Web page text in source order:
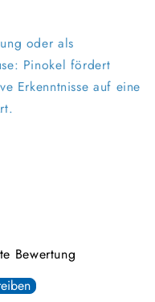
oder als
Pinokel fördert
Erkenntnisse auf eine
Bewertung